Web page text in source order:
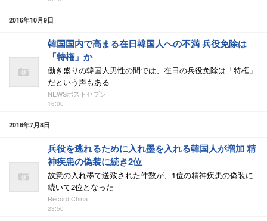
2016年10月9日
韓国国内で高まる在日韓国人への不満 兵役免除は
「特権」か
働き盛りの韓国人男性の間では、在日の兵役免除は「特権」
だという声もある
NEWSポストセブン
16:00
2016年7月8日
兵役を逃れるために入れ墨を入れる韓国人が増加 精
神疾患の偽装に続き2位
故意の入れ墨で送致された件数が、1位の精神疾患の偽装に
続いて2位となった
Record China
23:50